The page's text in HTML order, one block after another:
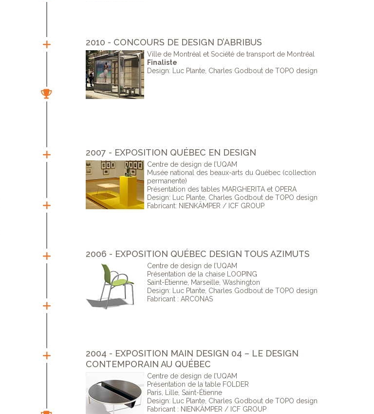
2010 - CONCOURS DE DESIGN D’ABRIBUS
Ville de Montréal et Société de transport de Montréal
Finaliste
Design: Luc Plante, Charles Godbout de TOPO design
2007 - EXPOSITION QUÉBEC EN DESIGN
Centre de design de l’UQAM
Musée national des beaux-arts du Québec (collection
permanente)
Présentation des tables MARGHERITA et OPERA
Design: Luc Plante, Charles Godbout de TOPO design
Fabricant: NIENKÄMPER / ICF GROUP
2006 - EXPOSITION QUÉBEC DESIGN TOUS AZIMUTS
Centre de design de l’UQAM
Présentation de la chaise LOOPING
Saint-Étienne, Marseille, Washington
Design: Luc Plante, Charles Godbout de TOPO design
Fabricant : ARCONAS
2004 - EXPOSITION MAIN DESIGN 04 – LE DESIGN
CONTEMPORAIN AU QUÉBEC
Centre de design de l’UQAM
Présentation de la table FOLDER
Paris, Lille, Saint-Étienne
Design: Luc Plante, Charles Godbout de TOPO design
Fabricant : NIENKÄMPER / ICF GROUP